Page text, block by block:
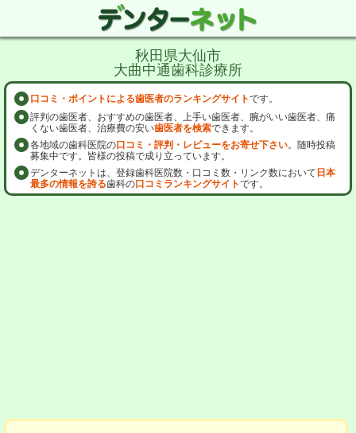
秋田県大仙市
大曲中通歯科診療所
口コミ・ポイントによる歯医者のランキングサイトです。
評判の歯医者、おすすめの歯医者、上手い歯医者、腕がいい歯医者、痛
くない歯医者、治療費の安い歯医者を検索できます。
各地域の歯科医院の口コミ・評判・レビューをお寄せ下さい。随時投稿
募集中です。皆様の投稿で成り立っています。
デンターネットは、登録歯科医院数・口コミ数・リンク数において 日本
最多の情報を誇る歯科の口コミランキングサイトです。